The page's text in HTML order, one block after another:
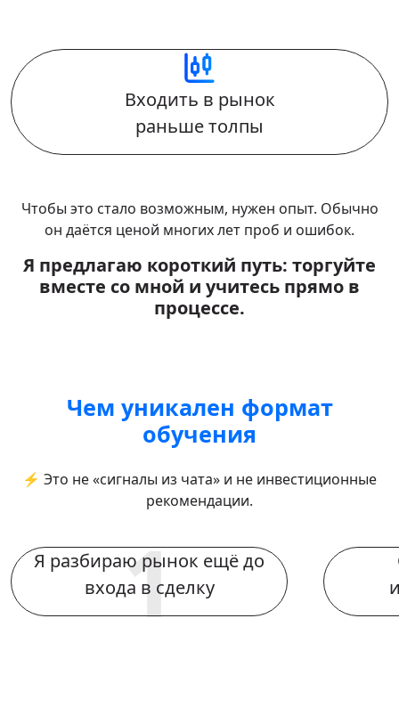
Входить в рынок
раньше толпы
Чтобы это стало возможным, нужен опыт. Обычно
он даётся ценой многих лет проб и ошибок.
Я предлагаю короткий путь: торгуйте
вместе со мной и учитесь прямо в
процессе.
Чем уникален формат
обучения
⚡ Это не «сигналы из чата» и не инвестиционные
рекомендации.
Я разбираю рынок ещё до
входа в сделку